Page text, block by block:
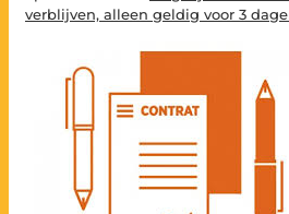
verblijven, alleen geldig voor 3